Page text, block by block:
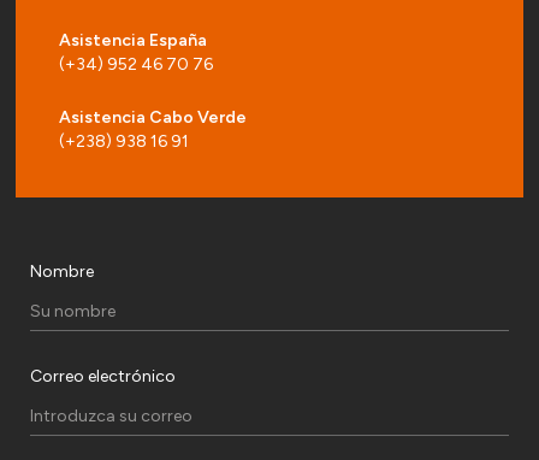
Asistencia España
(+34) 952 46 70 76
Asistencia Cabo Verde
(+238) 938 16 91
Nombre
Correo electrónico